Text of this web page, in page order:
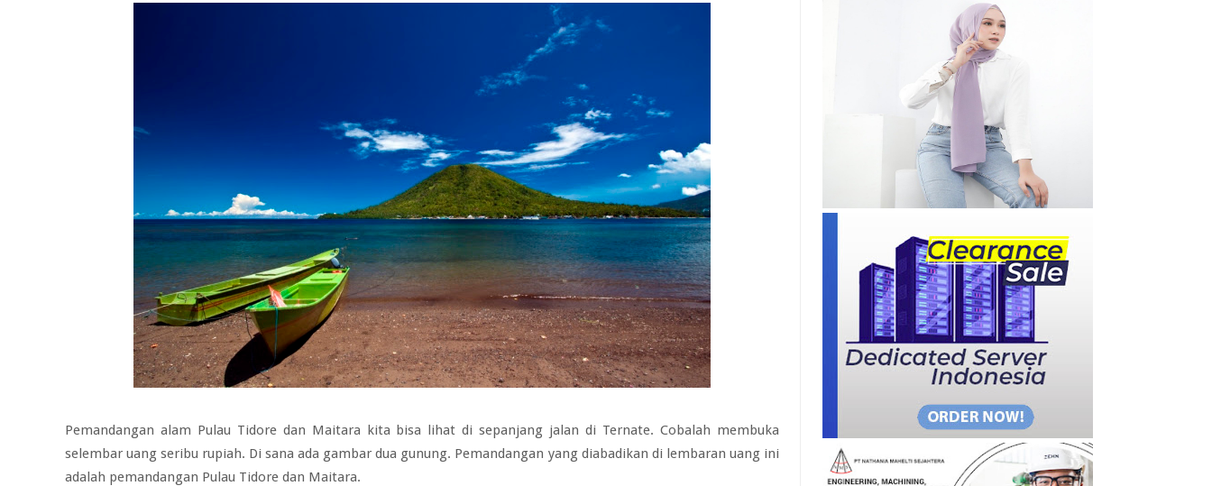
Pemandangan alam Pulau Tidore dan Maitara kita bisa lihat di sepanjang jalan di Ternate. Cobalah membuka
selembar uang seribu rupiah. Di sana ada gambar dua gunung. Pemandangan yang diabadikan di lembaran uang ini
adalah pemandangan Pulau Tidore dan Maitara.